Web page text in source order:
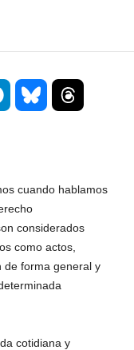
cuando hablamos
considerados
como actos,
de forma general y
cotidiana y